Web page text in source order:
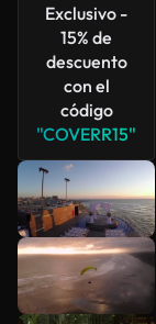
Exclusivo -
15% de
descuento
con el
código
"COVERR15"